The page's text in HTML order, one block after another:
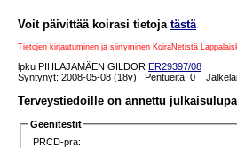
Voit päivittää koirasi tietoja tästä
Tietojen kirjautuminen ja siirtyminen KoiraNetistä
lpku PIHLAJAMÄEN GILDOR ER29397/08
Syntynyt: 2008-05-08 (18v) Pentueita: 0
Terveystiedoille on annettu julkaisulupa
Geenitestit
PRCD-pra: